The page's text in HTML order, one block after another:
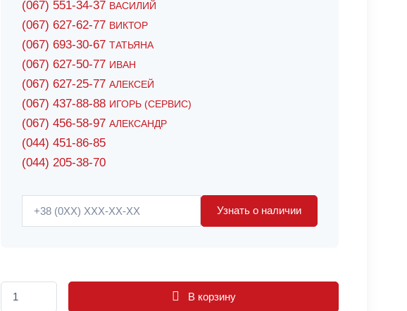
(067) 551-34-37 ВАСИЛИЙ
(067) 627-62-77 ВИКТОР
(067) 693-30-67 ТАТЬЯНА
(067) 627-50-77 ИВАН
(067) 627-25-77 АЛЕКСЕЙ
(067) 437-88-88 ИГОРЬ (СЕРВИС)
(067) 456-58-97 АЛЕКСАНДР
(044) 451-86-85
(044) 205-38-70
Узнать о наличии
В корзину